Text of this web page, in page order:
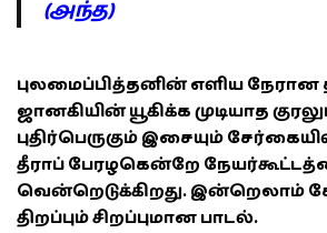
(அந்த)
புலமைப்பித்தனின் எளிய நேரான
ஜானகியின் யூகிக்க முடியாத
புதிர்பெருகும் இசையும்
தீராப் பேரழகென்றே
வென்றெடுக்கிறது. இன்றெலாம்
திறப்பும் சிறப்புமான பாடல்.